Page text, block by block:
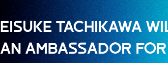
EISUKE TACHIKAWA
AN AMBASSADOR